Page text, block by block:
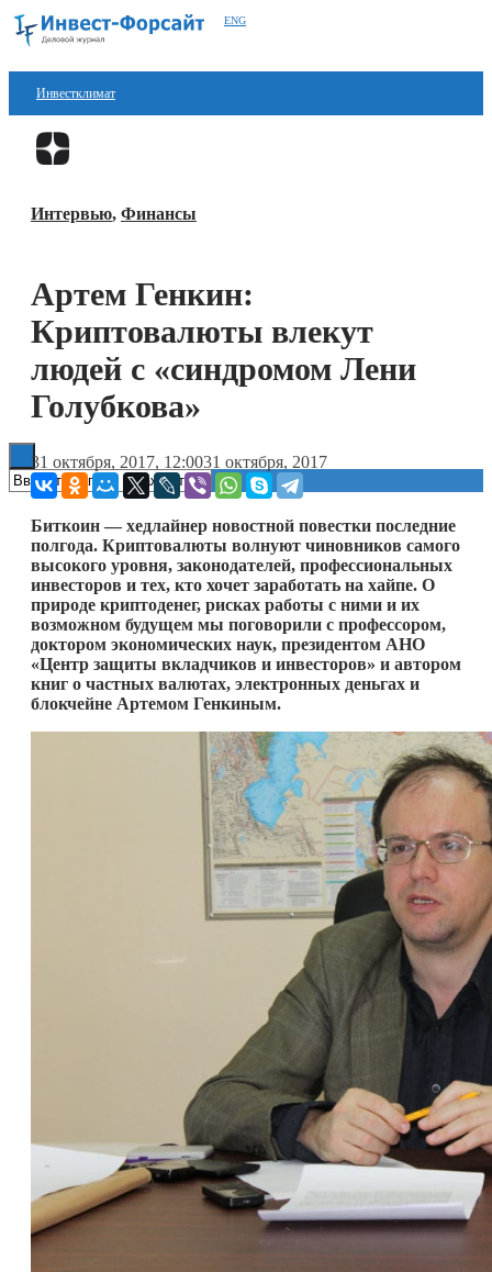
ENG
Инвестклимат
Финансы
Блокчейн
Технологии
Книги
Интервью, Финансы
Артем Генкин:
Криптовалюты влекут
людей с «синдромом Лени
Голубкова»
31 октября, 2017, 12:0031 октября, 2017
Биткоин — хедлайнер новостной повестки последние
полгода. Криптовалюты волнуют чиновников самого
высокого уровня, законодателей, профессиональных
инвесторов и тех, кто хочет заработать на хайпе. О
природе криптоденег, рисках работы с ними и их
возможном будущем мы поговорили с профессором,
доктором экономических наук, президентом АНО
«Центр защиты вкладчиков и инвесторов» и автором
книг о частных валютах, электронных деньгах и
блокчейне Артемом Генкиным.